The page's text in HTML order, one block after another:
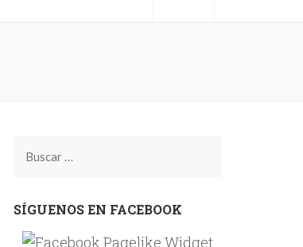
Buscar:
SÍGUENOS EN FACEBOOK